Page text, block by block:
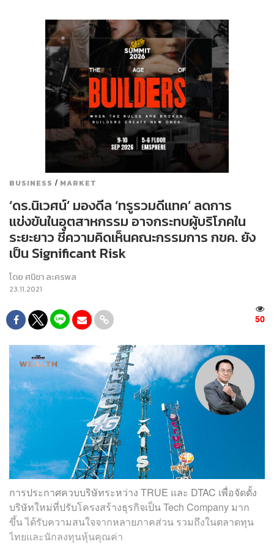
BUSINESS / MARKET
‘ดร.นิเวศน์’ มองดีล ‘ทรูรวมดีแทค’ ลดการ
แข่งขันในอุตสาหกรรม อาจกระทบผู้บริโภคใน
ระยะยาว ชี้ความคิดเห็นคณะกรรมการ กขค. ยัง
เป็น Significant Risk
โดย ศนิชา ละครพล
23.11.2021
50
การประกาศควบบริษัทระหว่าง TRUE และ DTAC เพื่อจัดตั้ง
บริษัทใหม่ที่ปรับโครงสร้างธุรกิจเป็น Tech Company มาก
ขึ้น ได้รับความสนใจจากหลายภาคส่วน รวมถึงในตลาดทุน
ไทยและนักลงทุนหุ้นคุณค่า